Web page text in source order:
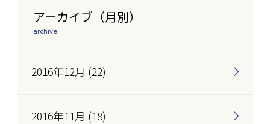
アーカイブ（月別）
archive
2016年12月 (22)
2016年11月 (18)